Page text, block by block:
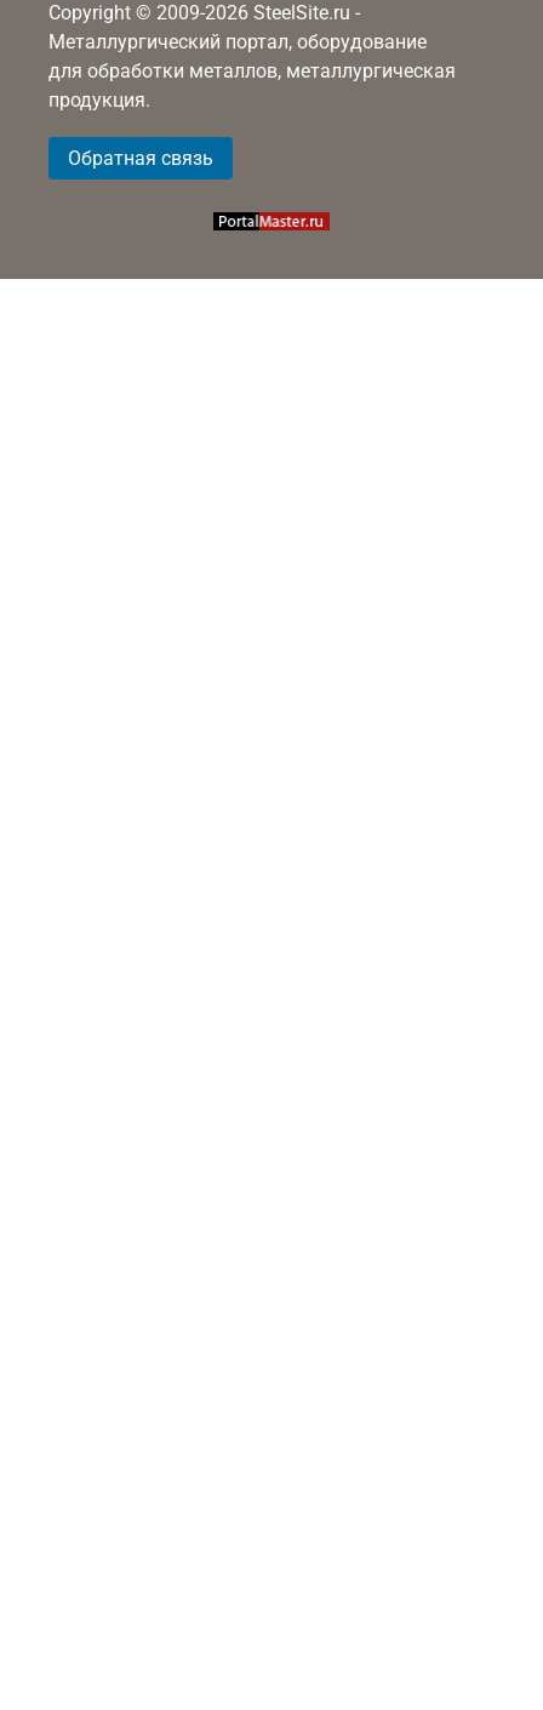
Copyright © 2009-2026 SteelSite.ru -
Металлургический портал, оборудование
для обработки металлов, металлургическая
продукция.
Обратная связь